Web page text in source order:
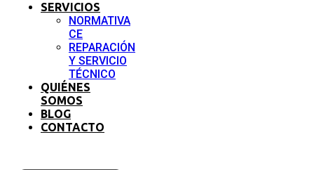
SERVICIOS
NORMATIVA
CE
REPARACIÓN
Y SERVICIO
TÉCNICO
QUIÉNES
SOMOS
BLOG
CONTACTO